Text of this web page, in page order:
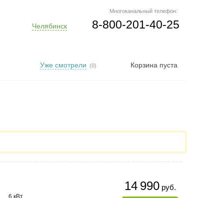
Многоканальный телефон:
8-800-201-40-25
Челябинск
Корзина пуста
Уже смотрели (0)
14 990руб.
6 кВт